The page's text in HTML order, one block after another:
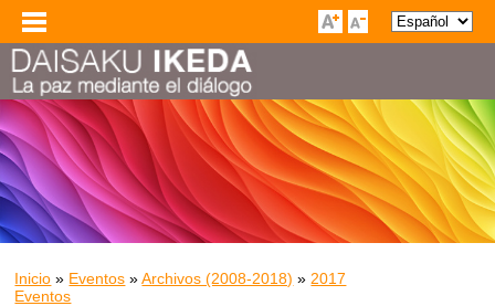
Inicio » Eventos »Archivos (2008-2018) » 2017
Eventos